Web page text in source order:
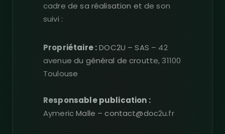
cadre de sa réalisation et de son
suivi :
Propriétaire :DOC2U – SAS – 42
avenue du général de croutte, 31100
Toulouse
Responsable publication :
Aymeric Malle – contact@doc2u.fr